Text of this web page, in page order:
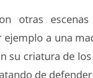
otras esce­nas
ejem­p­lo a una
su criatu­ra de los
de